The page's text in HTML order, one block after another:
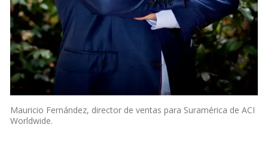
Mauricio Fernández, director de ventas para Suramérica de ACI
Worldwide.